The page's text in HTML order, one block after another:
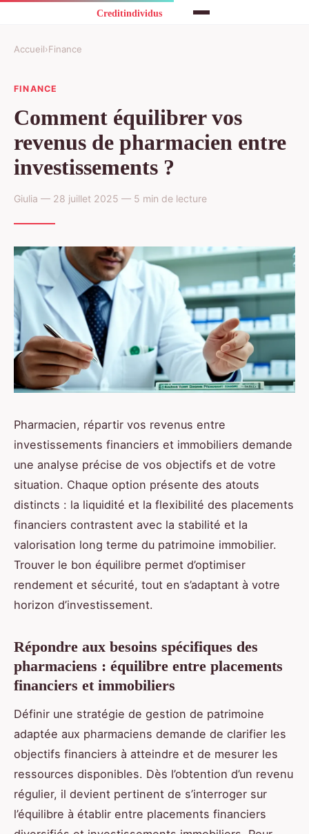
Accueil›Finance
FINANCE
Comment équilibrer vos
revenus de pharmacien entre
investissements ?
Giulia — 28 juillet 2025 — 5 min de lecture
Pharmacien, répartir vos revenus entre
investissements financiers et immobiliers demande
une analyse précise de vos objectifs et de votre
situation. Chaque option présente des atouts
distincts : la liquidité et la flexibilité des placements
financiers contrastent avec la stabilité et la
valorisation long terme du patrimoine immobilier.
Trouver le bon équilibre permet d’optimiser
rendement et sécurité, tout en s’adaptant à votre
horizon d’investissement.
Répondre aux besoins spécifiques des
pharmaciens : équilibre entre placements
financiers et immobiliers
Définir une stratégie de gestion de patrimoine
adaptée aux pharmaciens demande de clarifier les
objectifs financiers à atteindre et de mesurer les
ressources disponibles. Dès l’obtention d’un revenu
régulier, il devient pertinent de s’interroger sur
l’équilibre à établir entre placements financiers